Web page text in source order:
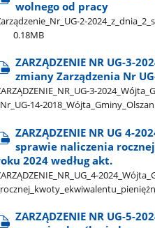
wolnego od pracy
2-
0.18MB
ZARZĄDZENIE NR UG-3-
zmiany Zarządzenia Nr
3-
_Nr​_UG-14-
ZARZĄDZENIE NR UG 4-
sprawie naliczenia
2024 według akt.
ZARZĄDZENIE NR UG-5-